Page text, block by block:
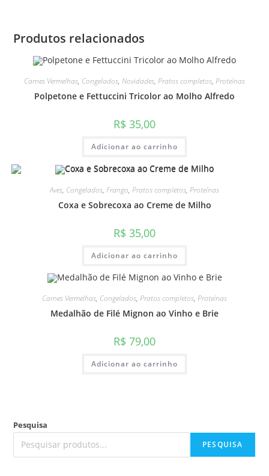
Produtos relacionados
Carnes Vermelhas, Congelados, Novidades, Pratos completos, Proteínas
Polpetone e Fettuccini Tricolor ao Molho Alfredo
R$ 35,00
Adicionar ao carrinho
Aves, Congelados, Frango, Pratos completos, Proteínas
Coxa e Sobrecoxa ao Creme de Milho
R$ 35,00
Adicionar ao carrinho
Carnes Vermelhas, Congelados, Pratos completos, Proteínas
Medalhão de Filé Mignon ao Vinho e Brie
R$ 79,00
Adicionar ao carrinho
Pesquisa
PESQUISA